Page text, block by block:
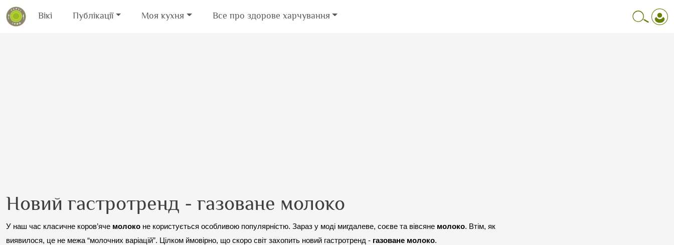
Вікі Публікації Моя кухня Все про здорове харчування
Новий гастротренд - газоване молоко
У наш час класичне коров’яче молоко не користується особливою популярністю. Зараз у моді мигдалеве, соєве та вівсяне молоко. Втім, як
виявилося, це не межа “молочних варіацій”. Цілком ймовірно, що скоро світ захопить новий гастротренд - газоване молоко.